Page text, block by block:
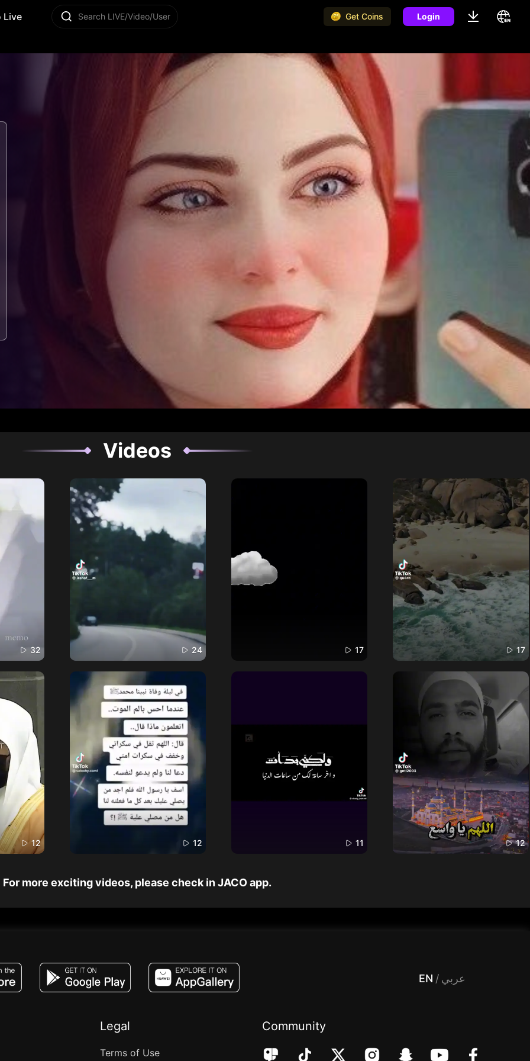
Live Search LIVE/Video/User Get Coins Login
Videos
32 24 17 17
12 12 11 12
For more exciting videos, please check in JACO app.
EN / عربي
Legal
Terms of Use
Community